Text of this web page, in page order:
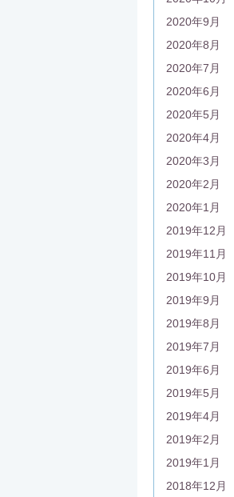
2020年9月
2020年8月
2020年7月
2020年6月
2020年5月
2020年4月
2020年3月
2020年2月
2020年1月
2019年12月
2019年11月
2019年10月
2019年9月
2019年8月
2019年7月
2019年6月
2019年5月
2019年4月
2019年2月
2019年1月
2018年12月